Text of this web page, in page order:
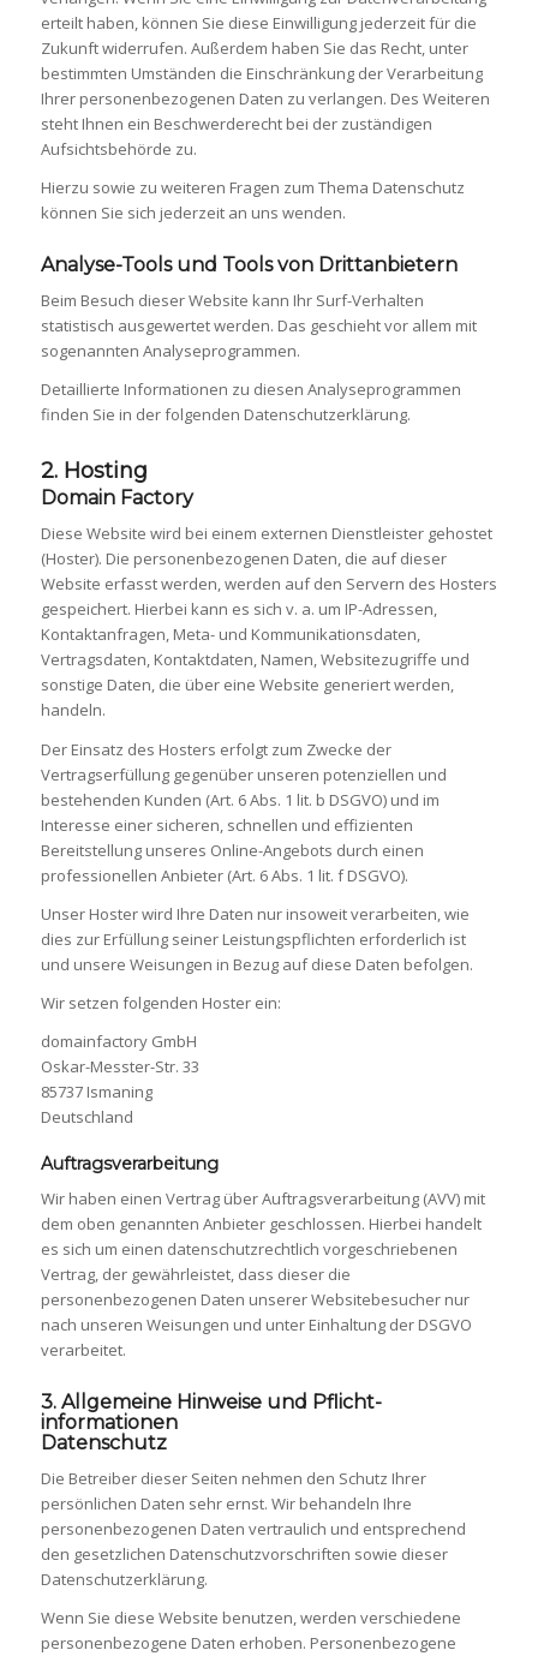
erteilt haben, können Sie diese Einwilligung jederzeit für die
Zukunft widerrufen. Außerdem haben Sie das Recht, unter
bestimmten Umständen die Einschränkung der Verarbeitung
Ihrer personenbezogenen Daten zu verlangen. Des Weiteren
steht Ihnen ein Beschwerderecht bei der zuständigen
Aufsichtsbehörde zu.
Hierzu sowie zu weiteren Fragen zum Thema Datenschutz
können Sie sich jederzeit an uns wenden.
Analyse-Tools und Tools von Dritt­anbietern
Beim Besuch dieser Website kann Ihr Surf-Verhalten
statistisch ausgewertet werden. Das geschieht vor allem mit
sogenannten Analyseprogrammen.
Detaillierte Informationen zu diesen Analyseprogrammen
finden Sie in der folgenden Datenschutzerklärung.
2. Hosting
Domain Factory
Diese Website wird bei einem externen Dienstleister gehostet
(Hoster). Die personenbezogenen Daten, die auf dieser
Website erfasst werden, werden auf den Servern des Hosters
gespeichert. Hierbei kann es sich v. a. um IP-Adressen,
Kontaktanfragen, Meta- und Kommunikationsdaten,
Vertragsdaten, Kontaktdaten, Namen, Websitezugriffe und
sonstige Daten, die über eine Website generiert werden,
handeln.
Der Einsatz des Hosters erfolgt zum Zwecke der
Vertragserfüllung gegenüber unseren potenziellen und
bestehenden Kunden (Art. 6 Abs. 1 lit. b DSGVO) und im
Interesse einer sicheren, schnellen und effizienten
Bereitstellung unseres Online-Angebots durch einen
professionellen Anbieter (Art. 6 Abs. 1 lit. f DSGVO).
Unser Hoster wird Ihre Daten nur insoweit verarbeiten, wie
dies zur Erfüllung seiner Leistungspflichten erforderlich ist
und unsere Weisungen in Bezug auf diese Daten befolgen.
Wir setzen folgenden Hoster ein:
domainfactory GmbH
Oskar-Messter-Str. 33
85737 Ismaning
Deutschland
Auftragsverarbeitung
Wir haben einen Vertrag über Auftragsverarbeitung (AVV) mit
dem oben genannten Anbieter geschlossen. Hierbei handelt
es sich um einen datenschutzrechtlich vorgeschriebenen
Vertrag, der gewährleistet, dass dieser die
personenbezogenen Daten unserer Websitebesucher nur
nach unseren Weisungen und unter Einhaltung der DSGVO
verarbeitet.
3. Allgemeine Hinweise und Pflicht­
informationen
Datenschutz
Die Betreiber dieser Seiten nehmen den Schutz Ihrer
persönlichen Daten sehr ernst. Wir behandeln Ihre
personenbezogenen Daten vertraulich und entsprechend
den gesetzlichen Datenschutzvorschriften sowie dieser
Datenschutzerklärung.
Wenn Sie diese Website benutzen, werden verschiedene
personenbezogene Daten erhoben. Personenbezogene